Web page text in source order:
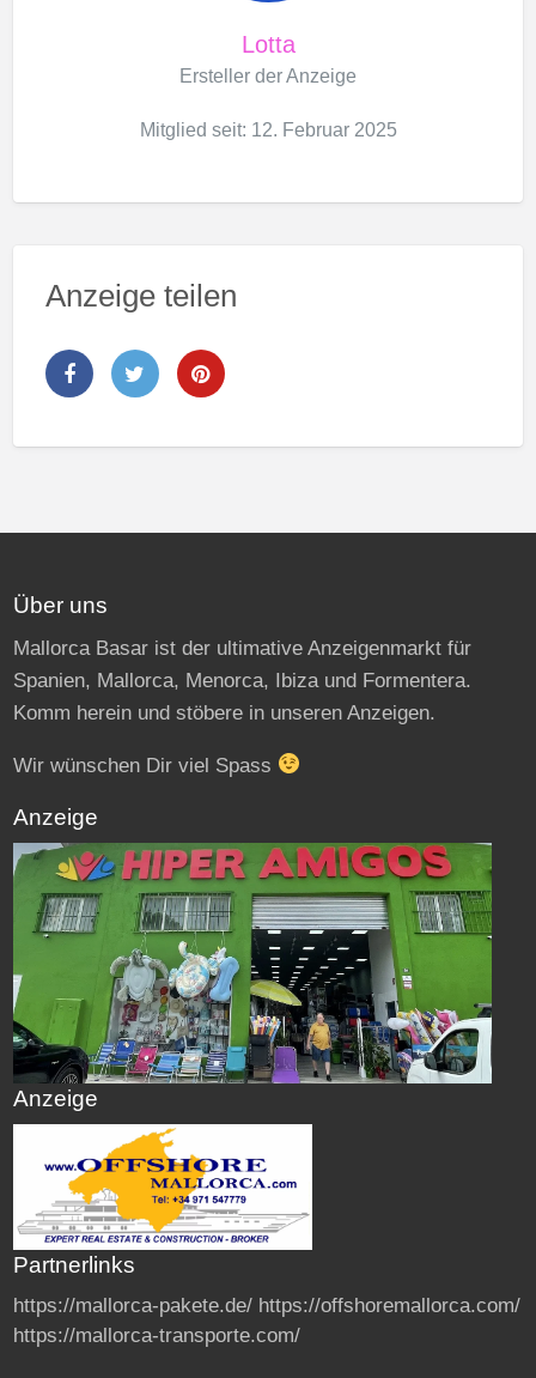
Lotta
Ersteller der Anzeige
Mitglied seit: 12. Februar 2025
Anzeige teilen
Über uns
Mallorca Basar ist der ultimative Anzeigenmarkt für
Spanien, Mallorca, Menorca, Ibiza und Formentera.
Komm herein und stöbere in unseren Anzeigen.
Wir wünschen Dir viel Spass
Anzeige
Anzeige
Partnerlinks
https://mallorca-pakete.de/ https://offshoremallorca.com/
https://mallorca-transporte.com/